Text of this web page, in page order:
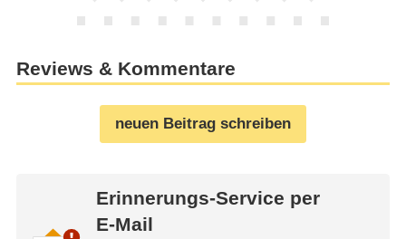
Reviews & Kommentare
neuen Beitrag schreiben
Erinnerungs-Service per
E-Mail